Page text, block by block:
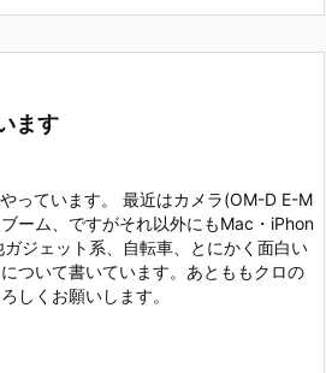
ます
っています。 最近はカメラ(OM-D E-M
ーム、ですがそれ以外にもMac・iPhon
ジェット系、自転車、とにかく面白い
ついて書いています。あとももクロの
しくお願いします。